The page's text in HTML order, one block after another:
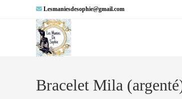
Lesmaniesdesophie@gmail.com
Bracelet Mila